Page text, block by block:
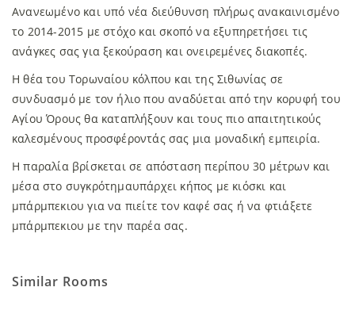
Ανανεωμένο και υπό νέα διεύθυνση πλήρως ανακαινισμένο
το 2014-2015 με στόχο και σκοπό να εξυπηρετήσει τις
ανάγκες σας για ξεκούραση και ονειρεμένες διακοπές.
Η θέα του Τορωναίου κόλπου και της Σιθωνίας σε
συνδυασμό με τον ήλιο που αναδύεται από την κορυφή του
Αγίου Όρους θα καταπλήξουν και τους πιο απαιτητικούς
καλεσμένους προσφέροντάς σας μια μοναδική εμπειρία.
Η παραλία βρίσκεται σε απόσταση περίπου 30 μέτρων και
μέσα στο συγκρότημαυπάρχει κήπος με κιόσκι και
μπάρμπεκιου για να πιείτε τον καφέ σας ή να φτιάξετε
μπάρμπεκιου με την παρέα σας.
Similar Rooms